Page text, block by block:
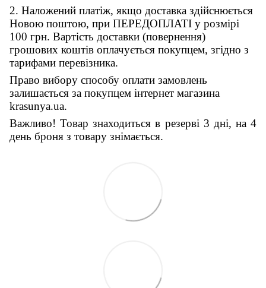
2. Наложений платіж, якщо доставка здійснюється
Новою поштою, при ПЕРЕДОПЛАТІ у розмірі
100 грн. Вартість доставки (повернення)
грошових коштів оплачується покупцем, згідно з
тарифами перевізника.
Право вибору способу оплати замовлень
залишається за покупцем інтернет магазина
krasunya.ua.
Важливо! Товар знаходиться в резерві 3 дні, на 4
день броня з товару знімається.